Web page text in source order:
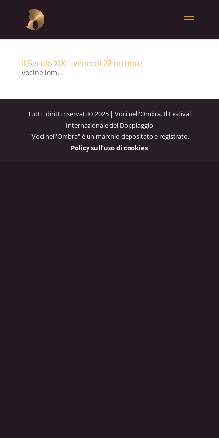
Il Secolo XIX | venerdì 28 ottobre
vocinellom...
Tutti i diritti riservati © 2025 | Voci nell'Ombra. Il Festival
Internazionale del Doppiaggio
"Voci nell'Ombra" è un marchio depositato e registrato.
Policy sull’uso di cookies